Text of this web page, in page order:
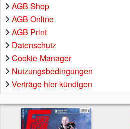
AGB Shop
AGB Online
AGB Print
Datenschutz
Cookie-Manager
Nutzungsbedingungen
Verträge hier kündigen